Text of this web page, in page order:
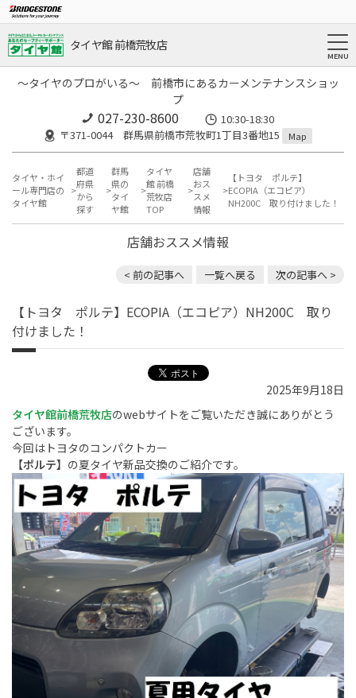
タイヤ館 前橋荒牧店
～タイヤのプロがいる～ 前橋市にあるカーメンテナンスショッ
プ
027-230-8600
10:30-18:30
〒371-0044 群馬県前橋市荒牧町1丁目3番地15
Map
タイヤ・ホイ
ール専門店の
タイヤ館
都道
府県
から
探す
群馬
県の
タイ
ヤ館
タイヤ
館 前橋
荒牧店
TOP
店舗
おス
スメ
情報
【トヨタ ポルテ】
ECOPIA（エコピア）
NH200C 取り付けました！
店舗おススメ情報
< 前の記事へ 一覧へ戻る 次の記事へ >
【トヨタ ポルテ】ECOPIA（エコピア）NH200C 取り
付けました！
2025年9月18日
タイヤ館前橋荒牧店のwebサイトをご覧いただき誠にありがとう
ございます。
今回はトヨタのコンパクトカー
【ポルテ】 の夏タイヤ新品交換のご紹介です。